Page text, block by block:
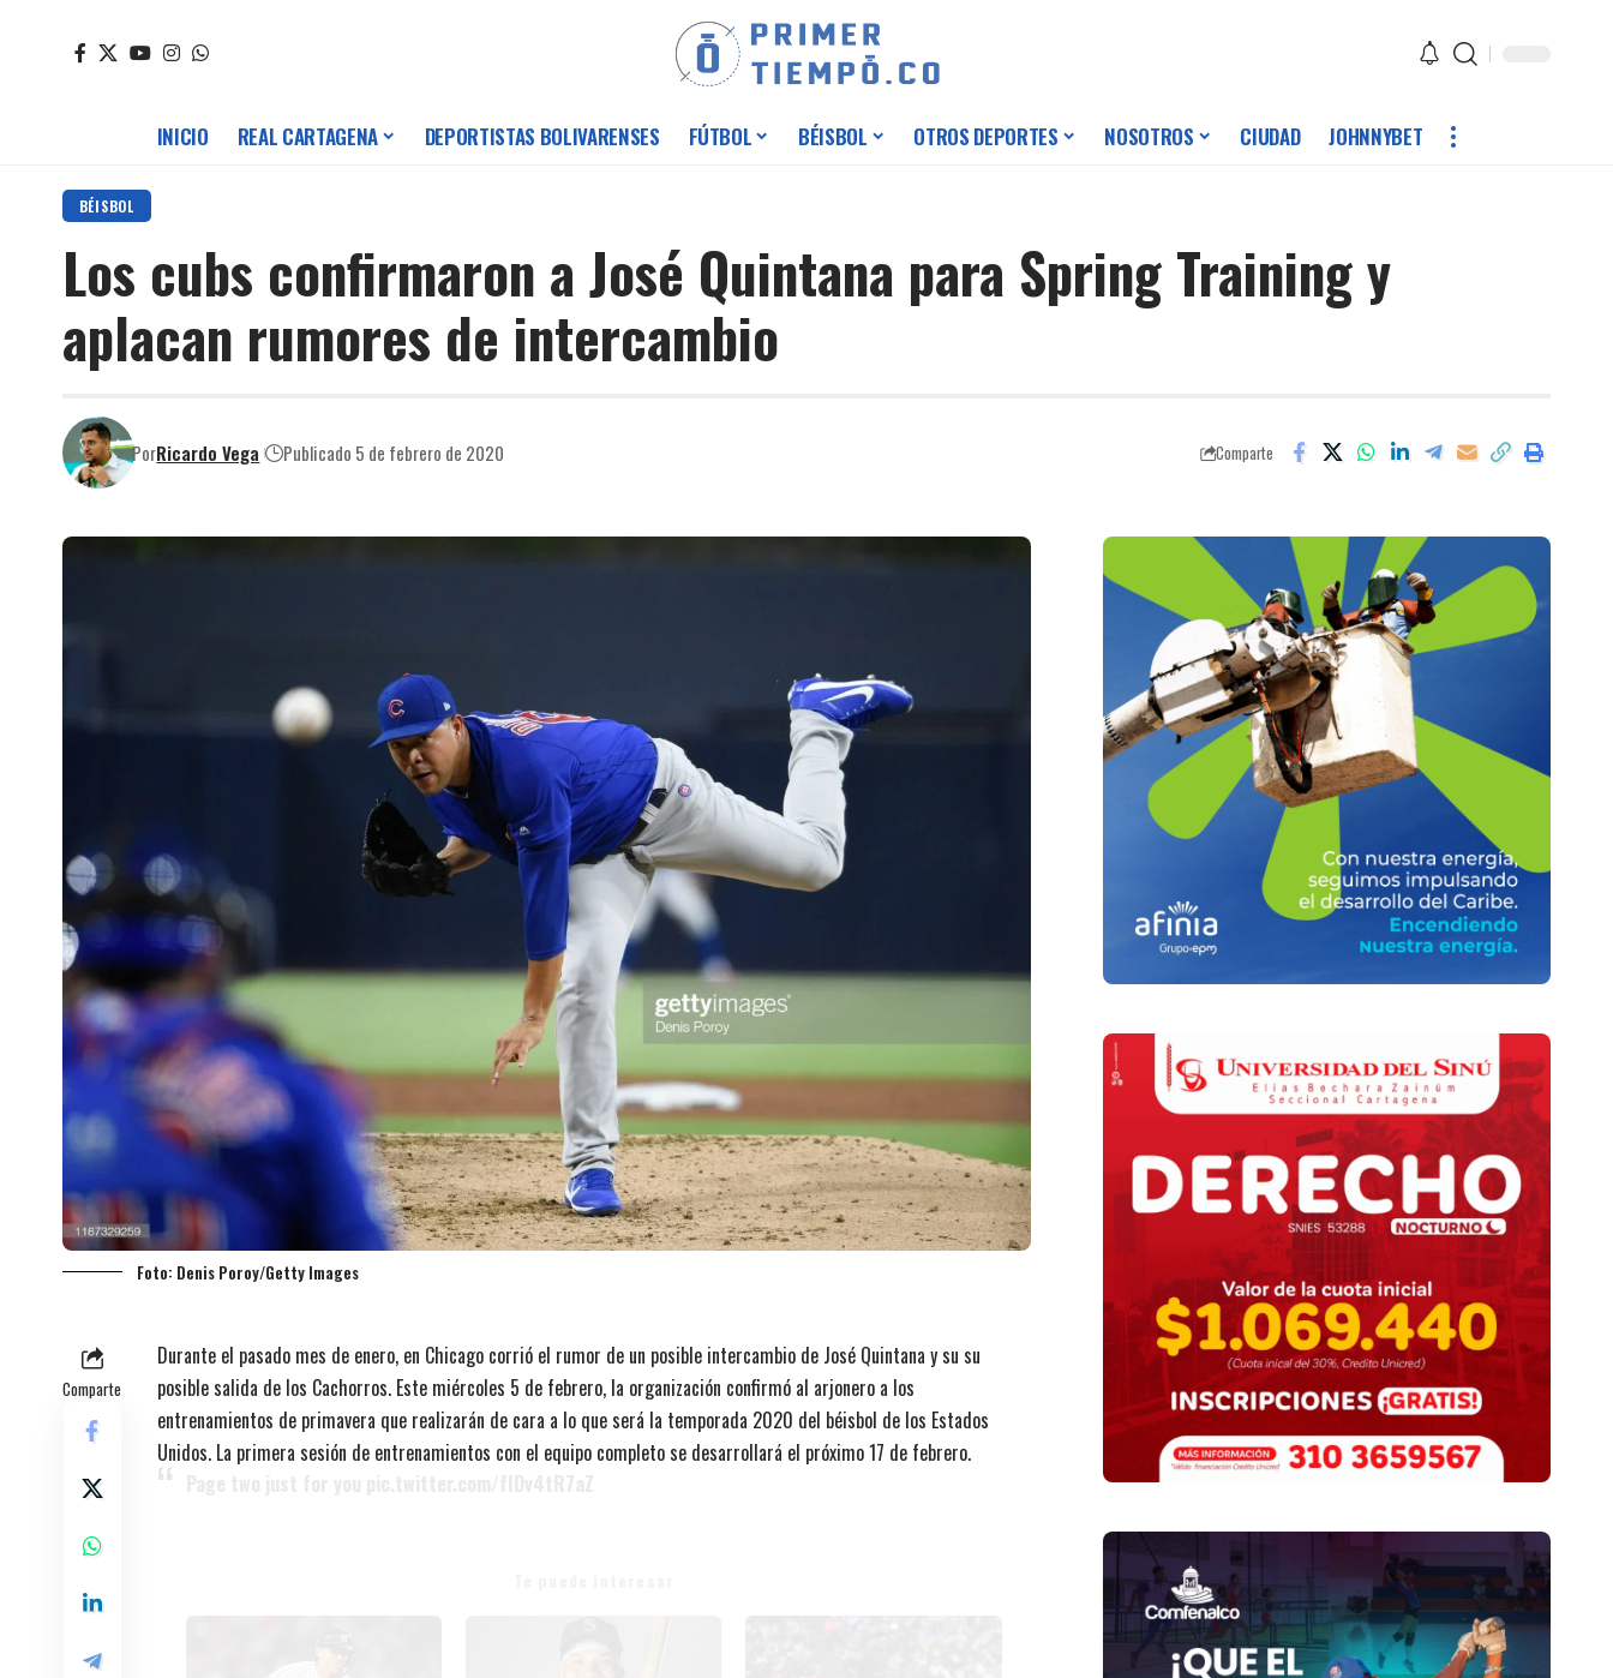
INICIO REAL CARTAGENA DEPORTISTAS BOLIVARENSES FÚTBOL BÉISBOL OTROS DEPORTES NOSOTROS CIUDAD JOHNNYBET
BÉISBOL
Los cubs confirmaron a José Quintana para Spring Training y
aplacan rumores de intercambio
PorRicardo Vega Publicado 5 de febrero de 2020 Comparte
Foto: Denis Poroy/Getty Images
Comparte
Durante el pasado mes de enero, en Chicago corrió el rumor de un posible intercambio de José Quintana y su su
posible salida de los Cachorros. Este miércoles 5 de febrero, la organización confirmó al arjonero a los
entrenamientos de primavera que realizarán de cara a lo que será la temporada 2020 del béisbol de los Estados
Unidos. La primera sesión de entrenamientos con el equipo completo se desarrollará el próximo 17 de febrero.